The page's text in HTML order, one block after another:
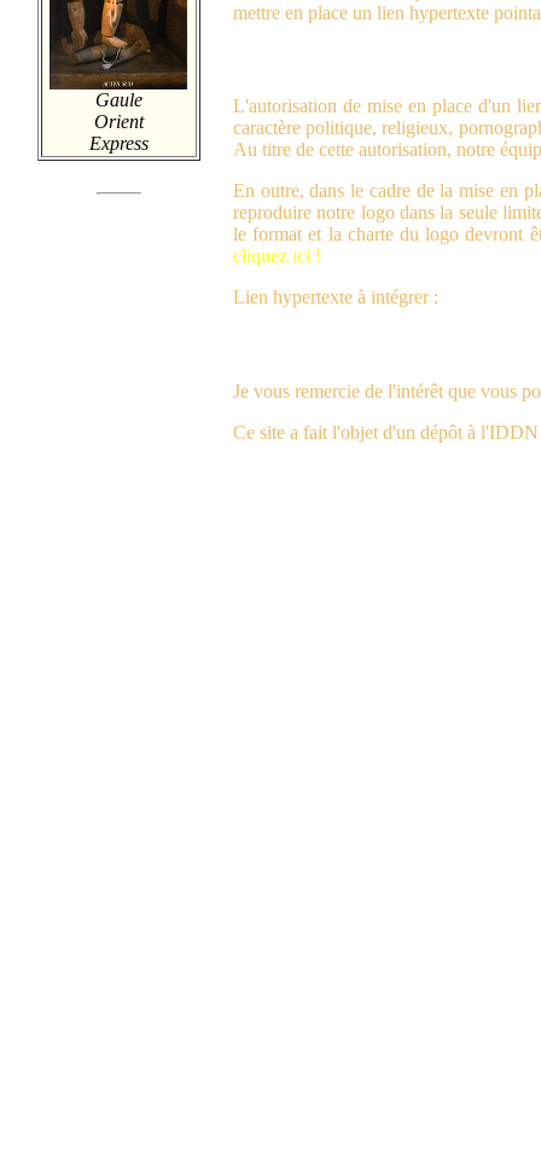
Gaule
Orient
Express
mettre en place un lien hypertexte
L'autorisation de mise en place d'un
caractère politique, religieux,
Au titre de cette autorisation, notre
En outre, dans le cadre de la mise en
reproduire notre logo dans la seule
le format et la charte du logo devront
cliquez ici !
Lien hypertexte à intégrer :
Je vous remercie de l'intérêt que vous
Ce site a fait l'objet d'un dépôt à l'IDDN